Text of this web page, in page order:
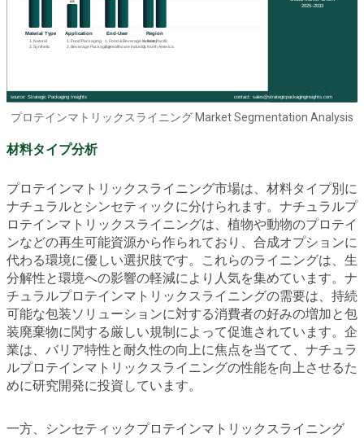
プロテインマトリックスライニング Market Segmentation Analysis
材料タイプ分析
プロテインマトリックスライニング市場は、材料タイプ別に
ナチュラルとシンセティックに分けられます。ナチュラルプ
ロテインマトリックスライニングは、植物や動物のプロテイ
ンなどの再生可能資源から作られており、合成オプションに
代わる環境に優しい選択肢です。これらのライニングは、生
分解性と環境への影響の軽減により人気を集めています。ナ
チュラルプロテインマトリックスライニングの需要は、持続
可能な包装ソリューションに対する消費者の好みの増加と包
装廃棄物に関する厳しい規制によって促進されています。企
業は、バリア特性と耐久性の向上に焦点を当てて、ナチュラ
ルプロテインマトリックスライニングの性能を向上させるた
めに研究開発に投資しています。
一方、シンセティックプロテインマトリックスライニング